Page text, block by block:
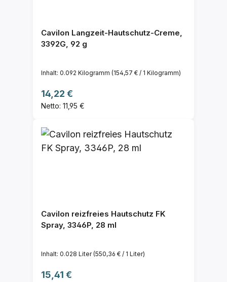
Cavilon Langzeit-Hautschutz-Creme,
3392G, 92 g
Inhalt: 0.092 Kilogramm (154,57 € / 1 Kilogramm)
Regulärer Preis:
14,22 €
Netto: 11,95 €
Cavilon reizfreies Hautschutz FK
Spray, 3346P, 28 ml
Inhalt: 0.028 Liter(550,36 € / 1 Liter)
Regulärer Preis:
15,41 €